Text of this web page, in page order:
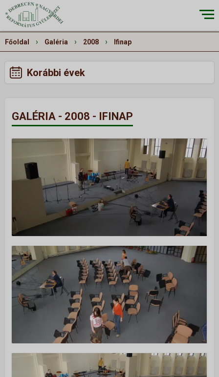
RÓLUNK▼
Történetünk
Épületeink
Munkatársaink
Galéria
Szivárvány
ALKALMAINK▼
Istentiszteletek
Érdeklődőknek
Gyerekeknek
Fiataloknak
Felnőtteknek
Kamarakórus
Többgenerációs tábor
NAPTÁR
Főoldal › Galéria › 2008 › Ifinap
GALÉRIA - 2008 - IFINAP
Korábbi évek